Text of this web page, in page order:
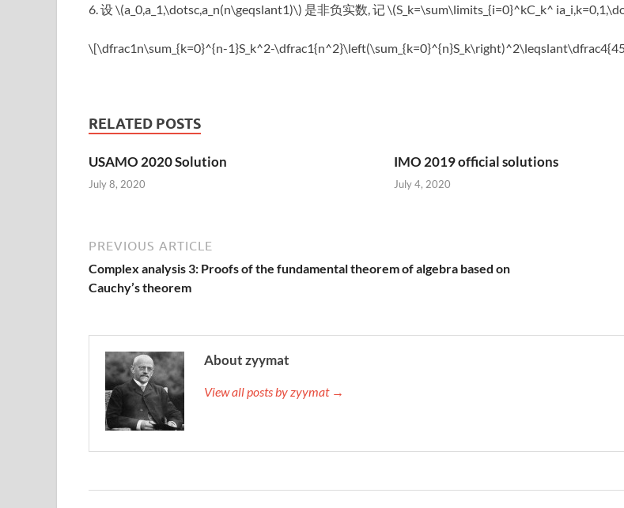
6. 设 \(a_0,a_1,\dotsc,a_n(n\geqslant1)\) 是非负实数, 记 \(S_k=\sum\limits_{i=0}^kC_k^
\[\dfrac1n\sum_{k=0}^{n-1}S_k^2-
RELATED POSTS
USAMO 2020 Solution
July 8, 2020
IMO 2019 official solutions
July 4, 2020
PREVIOUS ARTICLE
Complex analysis 3: Proofs of the fundamental theorem of algebra based on
Cauchy’s theorem
About zyymat
View all posts by zyymat →